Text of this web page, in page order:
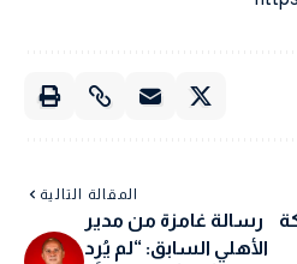
المقالة التالية
رسالة غامزة من مدير
الأهلي السابق: “لم يُرِد